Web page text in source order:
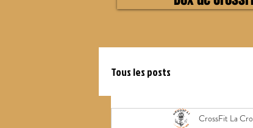
Tous les posts
CrossFit La